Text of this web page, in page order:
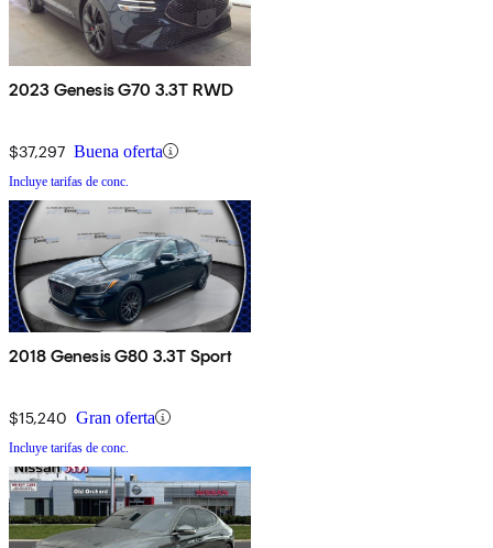
2023 Genesis G70 3.3T RWD
$37,297 Buena oferta
Incluye tarifas de conc.
2018 Genesis G80 3.3T Sport
$15,240 Gran oferta
Incluye tarifas de conc.